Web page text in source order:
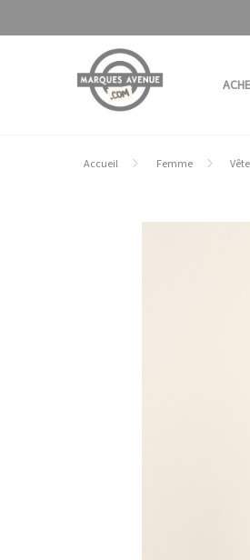
Accueil Femme